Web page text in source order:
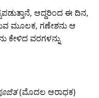
ಆದ್ದರಿಂದ ಈ ದಿನ,
ಮೂಲಕ, ಗಣೇಶನು ಆ
ಕೇಳಿದ ವರಗಳನ್ನು
(ಮೊದಲ ಆರಾಧಕ)